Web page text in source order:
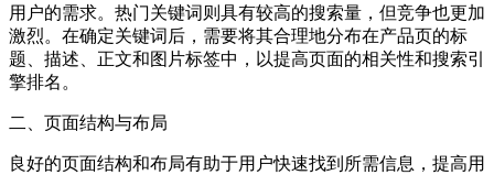
用户的需求。热门关键词则具有较高的搜索量，但竞争也更加
激烈。在确定关键词后，需要将其合理地分布在产品页的标
题、描述、正文和图片标签中，以提高页面的相关性和搜索引
擎排名。
二、页面结构与布局
良好的页面结构和布局有助于用户快速找到所需信息，提高用